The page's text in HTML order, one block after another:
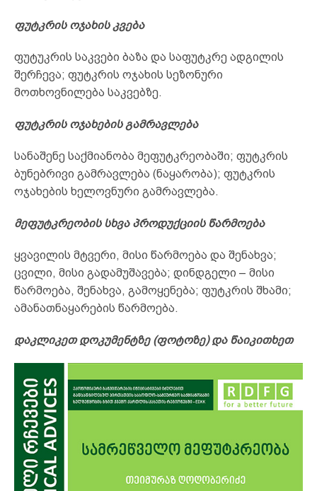
ფუტკრის ოჯახის კვება
ფუტუკრის საკვები ბაზა და საფუტკრე ადგილის
შერჩევა; ფუტკრის ოჯახის სეზონური
მოთხოვნილება საკვებზე.
ფუტკრის ოჯახების გამრავლება
სანაშენე საქმიანობა მეფუტკრეობაში; ფუტკრის
ბუნებრივი გამრავლება (ნაყარობა); ფუტკრის
ოჯახების ხელოვნური გამრავლება.
მეფუტკრეობის სხვა პროდუქციის წარმოება
ყვავილის მტვერი, მისი წარმოება და შენახვა;
ცვილი, მისი გადამუშავება; დინდგელი – მისი
წარმოება, შენახვა, გამოყენება; ფუტკრის შხამი;
ამანათნაყარების წარმოება.
დაკლიკეთ დოკუმენტზე (ფოტოზე) და წაიკითხეთ